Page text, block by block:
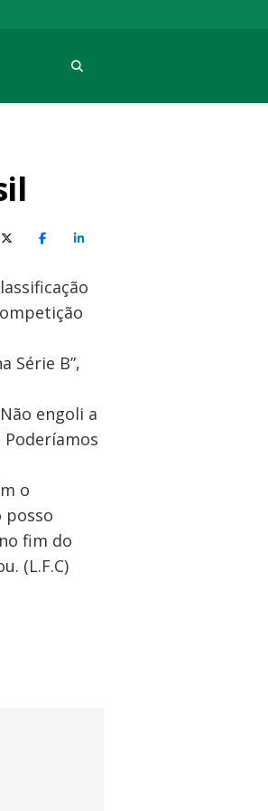
X (Twitter)FacebookO LinkedIn
Série B”,
engoli a
o
posso
fim do
(L.F.C)